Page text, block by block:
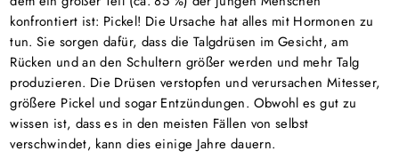
konfrontiert ist: Pickel! Die Ursache hat alles mit Hormonen zu
tun. Sie sorgen dafür, dass die Talgdrüsen im Gesicht, am
Rücken und an den Schultern größer werden und mehr Talg
produzieren. Die Drüsen verstopfen und verursachen Mitesser,
größere Pickel und sogar Entzündungen. Obwohl es gut zu
wissen ist, dass es in den meisten Fällen von selbst
verschwindet, kann dies einige Jahre dauern.